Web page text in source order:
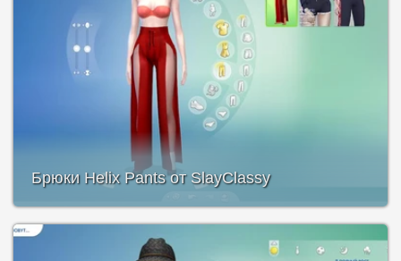
Брюки Helix Pants от SlayClassy